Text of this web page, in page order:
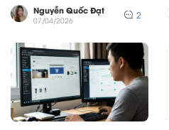
Nguyễn Quốc Đạt
07/04/2026 2